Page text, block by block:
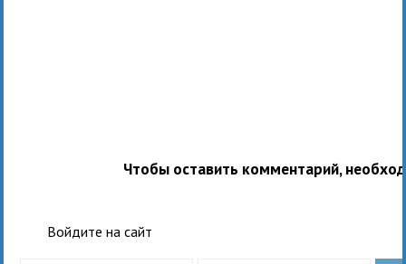
Чтобы оставить комментарий,
Войдите на сайт